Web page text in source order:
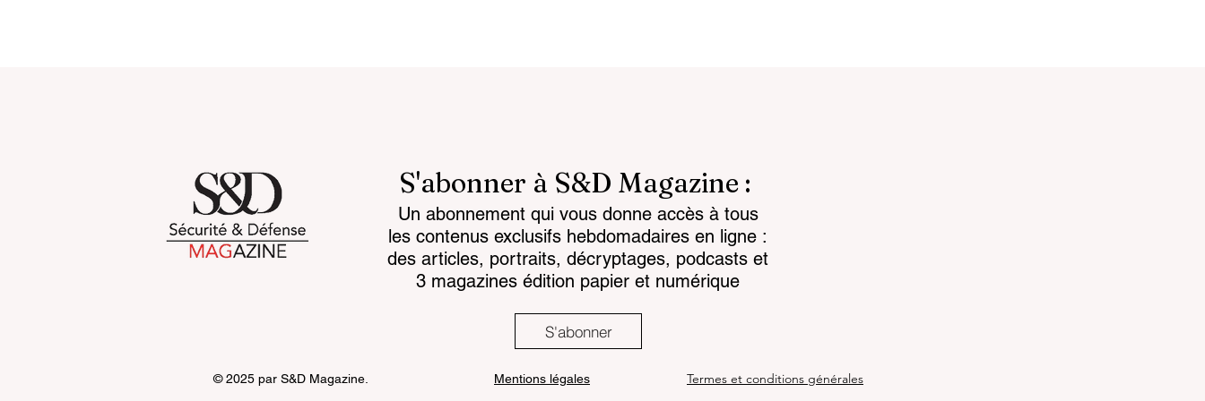
Customs 2030: a new era
Cognitive battlespace the
CCP's war for the mind
Chemical regulations: the
challenge facing land-
based armaments
S'abonner à S&D Magazine :
Un abonnement qui vous donne accès à tous
les contenus exclusifs hebdomadaires en ligne :
des articles, portraits, décryptages, podcasts et
3 magazines édition papier et numérique
S'abonner
Mentions légales
© 2025 par S&D Magazine. Termes et conditions générales